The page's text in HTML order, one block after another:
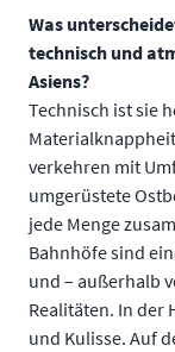
Was
technisch und
Asiens?
Technisch ist sie
verkehren mit
umgerüstete
jede Menge
Bahnhöfe sind
und – außerhalb
Realitäten. In der
und Kulisse. Auf